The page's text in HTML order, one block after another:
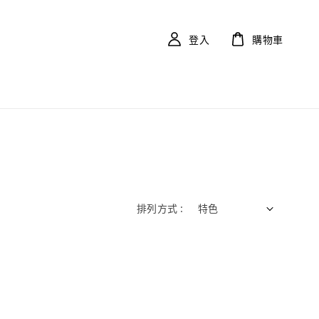
登入 購物車
排列方式 :